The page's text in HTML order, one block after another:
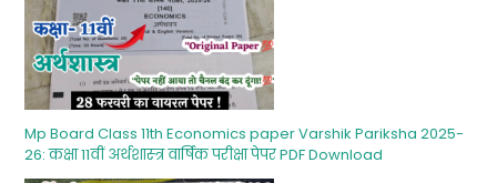
Mp Board Class 11th Economics paper Varshik Pariksha 2025-
26: कक्षा 11वीं अर्थशास्‍त्र वार्षिक परीक्षा पेपर PDF Download